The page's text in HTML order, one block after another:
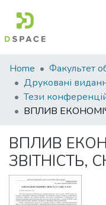
Communities
&
Collections
All of DSpace
Statistics
Home
ВПЛИВ
ЗВІТНІСТЬ,